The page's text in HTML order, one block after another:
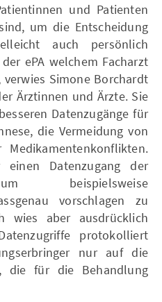
und Patienten
um die Entscheidung
auch persönlich
ePA welchem Facharzt
Simone Borchardt
Ärztinnen und Ärzte. Sie
Datenzugänge für
die Vermeidung von
Datenzugang der
beispielsweise
vorschlagen zu
wies aber ausdrücklich
protokolliert
nur auf die
die für die Behandlung